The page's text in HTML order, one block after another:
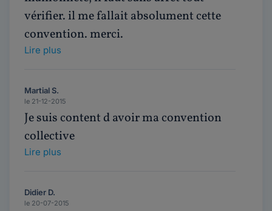
vérifier. il me fallait absolument cette
convention. merci.
Lire plus
Martial S.
le 21-12-2015
Je suis content d avoir ma convention
collective
Lire plus
Didier D.
le 20-07-2015